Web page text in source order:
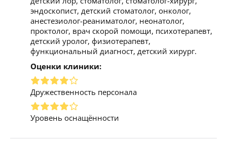
эндоскопист, детский стоматолог, онколог,
анестезиолог-реаниматолог, неонатолог,
проктолог, врач скорой помощи, психотерапевт,
детский уролог, физиотерапевт,
функциональный диагност, детский хирург.
Оценки клиники:
Дружественность персонала
Уровень оснащённости